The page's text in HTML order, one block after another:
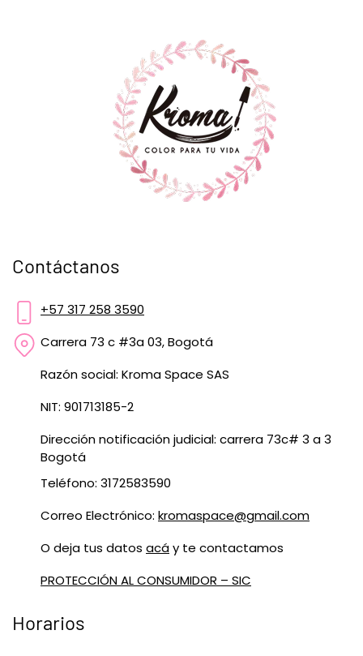
Contáctanos
+57 317 258 3590
Carrera 73 c #3a 03, Bogotá
Razón social: Kroma Space SAS
NIT: 901713185-2
Dirección notificación judicial: carrera 73c# 3 a 3
Bogotá
Teléfono: 3172583590
Correo Electrónico: kromaspace@gmail.com
O deja tus datos acáy te contactamos
PROTECCIÓN AL CONSUMIDOR – SIC
Horarios